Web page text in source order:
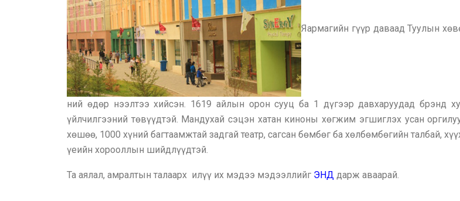
Яармагийн гүүр даваад Туулын
ний өдөр нээлтээ хийсэн. 1619 айлын орон сууц ба 1 дүгээр давхаруудад брэнд
үйлчилгээний төвүүдтэй. Мандухай сэцэн хатан киноны хөгжим эгшиглэх усан
хөшөө, 1000 хүний багтаамжтай задгай театр, сагсан бөмбөг ба хөлбөмбөгийн талбай,
үеийн хорооллын шийдлүүдтэй.
Та аялал, амралтын талаарх илүү их мэдээ мэдээллийг ЭНД дарж аваарай.